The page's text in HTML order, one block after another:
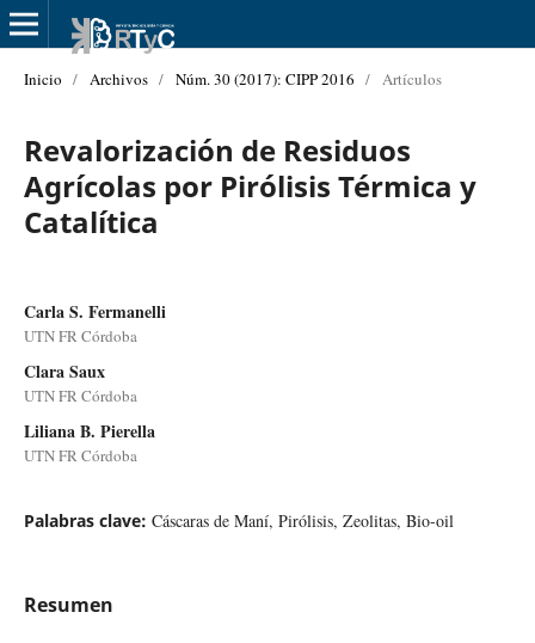
Inicio / Archivos / Núm. 30 (2017): CIPP 2016 / Artículos
Revalorización de Residuos
Agrícolas por Pirólisis Térmica y
Catalítica
Carla S. Fermanelli
UTN FR Córdoba
Clara Saux
UTN FR Córdoba
Liliana B. Pierella
UTN FR Córdoba
Palabras clave: Cáscaras de Maní, Pirólisis, Zeolitas, Bio-oil
Resumen